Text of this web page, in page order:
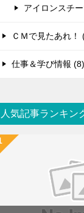
アイロンスチ
ＣＭで見たあれ！
仕事＆学び情報 (8)
人気記事ランキン